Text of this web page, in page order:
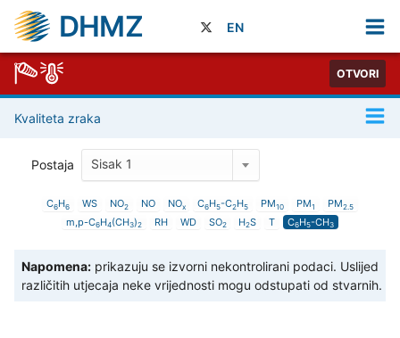
DHMZ EN
OTVORI
Kvaliteta zraka
Postaja Sisak 1
C6H6 WS NO2 NO NOx C6H5-C2H5 PM10 PM1 PM2 5
m,p-C6H4(CH3)2 RH WD SO2 H2S T C6H5-CH3
Napomena: prikazuju se izvorni nekontrolirani podaci. Uslijed
različitih utjecaja neke vrijednosti mogu odstupati od stvarnih.